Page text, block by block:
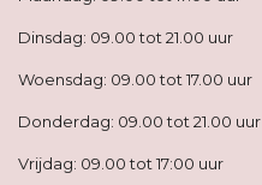
Dinsdag: 09.00 tot 21.00 uur
Woensdag: 09.00 tot 17.00 uur
Donderdag: 09.00 tot 21.00 uur
Vrijdag: 09.00 tot 17:00 uur